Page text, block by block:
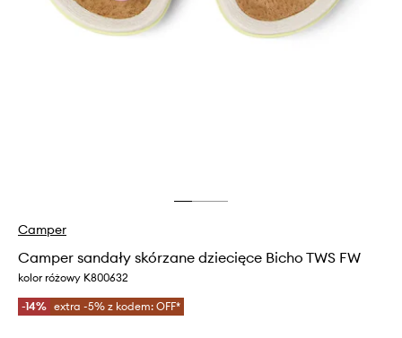
Camper
Camper sandały skórzane dziecięce Bicho TWS FW
kolor różowy K800632
-14% extra -5% z kodem: OFF*